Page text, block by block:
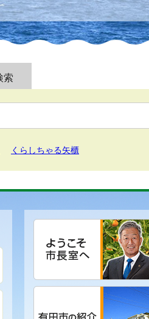
索
くらしちゃる矢櫃